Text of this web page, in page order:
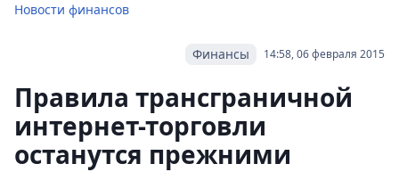
Новости финансов
14:58, 06 февраля 2015
Финансы
Правила трансграничной
интернет-торговли
останутся прежними